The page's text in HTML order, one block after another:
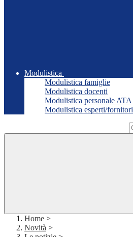
Modulistica
Modulistica famiglie
Modulistica docenti
Modulistica personale ATA
Modulistica esperti/fornitori
Home >
Novità >